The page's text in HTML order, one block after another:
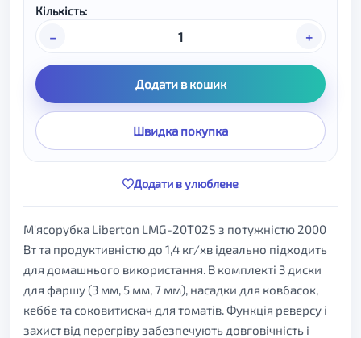
Кількість:
– +
Додати в кошик
Швидка покупка
Додати в улюблене
М'ясорубка Liberton LMG-20T02S з потужністю 2000
Вт та продуктивністю до 1,4 кг/хв ідеально підходить
для домашнього використання. В комплекті 3 диски
для фаршу (3 мм, 5 мм, 7 мм), насадки для ковбасок,
кеббе та соковитискач для томатів. Функція реверсу і
захист від перегріву забезпечують довговічність і